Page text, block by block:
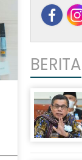
BERITA